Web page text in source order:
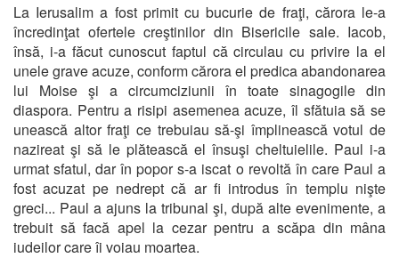
La Ierusalim a fost primit cu bucurie de fraţi, cărora le-a
încredinţat ofertele creştinilor din Bisericile sale. Iacob,
însă, i-a făcut cunoscut faptul că circulau cu privire la el
unele grave acuze, conform cărora el predica abandonarea
lui Moise şi a circumciziunii în toate sinagogile din
diaspora. Pentru a risipi asemenea acuze, îl sfătuia să se
unească altor fraţi ce trebuiau să-şi împlinească votul de
nazireat şi să le plătească el însuşi cheltuielile. Paul i-a
urmat sfatul, dar în popor s-a iscat o revoltă în care Paul a
fost acuzat pe nedrept că ar fi introdus în templu nişte
greci... Paul a ajuns la tribunal şi, după alte evenimente, a
trebuit să facă apel la cezar pentru a scăpa din mâna
iudeilor care îi voiau moartea.